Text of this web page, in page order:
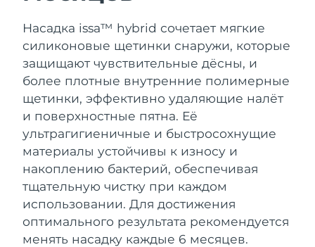
Насадка issa™ hybrid сочетает мягкие
силиконовые щетинки снаружи, которые
защищают чувствительные дёсны, и
более плотные внутренние полимерные
щетинки, эффективно удаляющие налёт
и поверхностные пятна. Её
ультрагигиеничные и быстросохнущие
материалы устойчивы к износу и
накоплению бактерий, обеспечивая
тщательную чистку при каждом
использовании. Для достижения
оптимального результата рекомендуется
менять насадку каждые 6 месяцев.